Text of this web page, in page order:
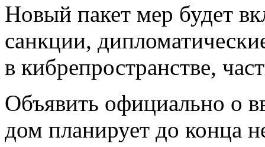
Новый пакет мер будет
санкции,
в кибрепространстве,
Объявить официально о
дом планирует до конца